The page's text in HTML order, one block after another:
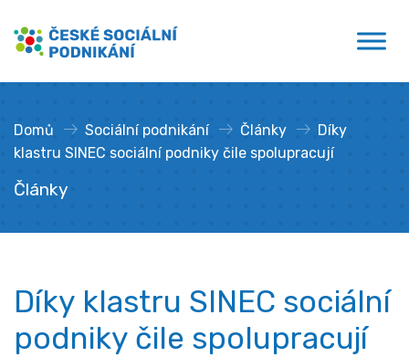
obsahu
České sociální podnikání
Domů » Sociální podnikání » Články »
Díky
klastru SINEC sociální podniky čile spolupracují
Články
Díky klastru SINEC sociální
podniky čile spolupracují